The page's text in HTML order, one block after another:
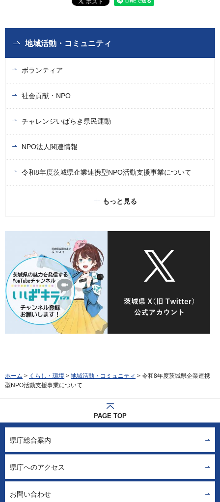
地域活動・コミュニティ
ボランティア
社会貢献・NPO
チャレンジいばらき県民運動
NPO法人関連情報
令和8年度茨城県企業連携型NPO活動支援事業について
もっと見る
ホーム > くらし・環境 > 地域活動・コミュニティ > 令和8年度茨城県企業連携
型NPO活動支援事業について
PAGE TOP
県庁総合案内
県庁へのアクセス
お問い合わせ